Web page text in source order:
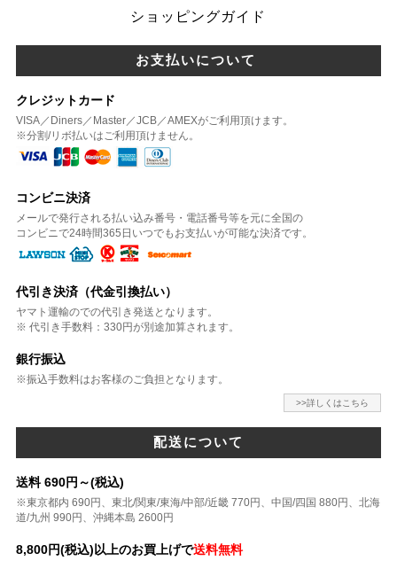
ショッピングガイド
お支払いについて
クレジットカード
VISA／Diners／Master／JCB／AMEXがご利用頂けます。
※分割/リボ払いはご利用頂けません。
コンビニ決済
メールで発行される払い込み番号・電話番号等を元に全国の
コンビニで24時間365日いつでもお支払いが可能な決済です。
代引き決済（代金引換払い）
ヤマト運輸のでの代引き発送となります。
※ 代引き手数料：330円が別途加算されます。
銀行振込
※振込手数料はお客様のご負担となります。
>>詳しくはこちら
配送について
送料 690円～(税込)
※東京都内 690円、東北/関東/東海/中部/近畿 770円、中国/四国 880円、北海
道/九州 990円、沖縄本島 2600円
8,800円(税込)以上のお買上げで送料無料